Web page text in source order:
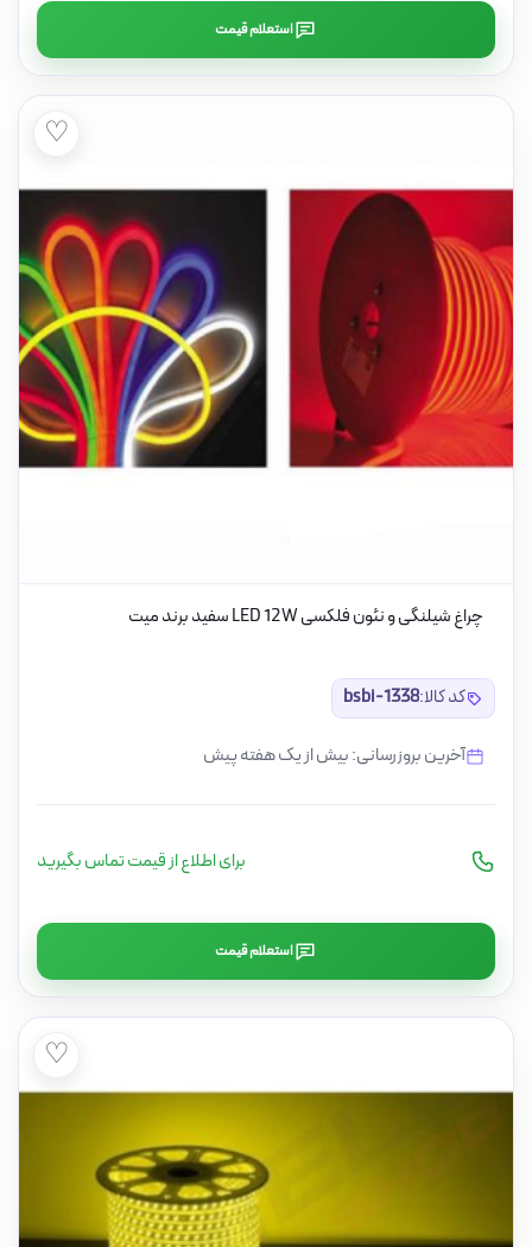
استعلام قیمت
♡
چراغ شیلنگی و نئون فلکسی LED 12W سفید برند میت
کد کالا:bsbi-1338
آخرین بروزرسانی: بیش از یک هفته پیش
برای اطلاع از قیمت تماس بگیرید
استعلام قیمت
♡